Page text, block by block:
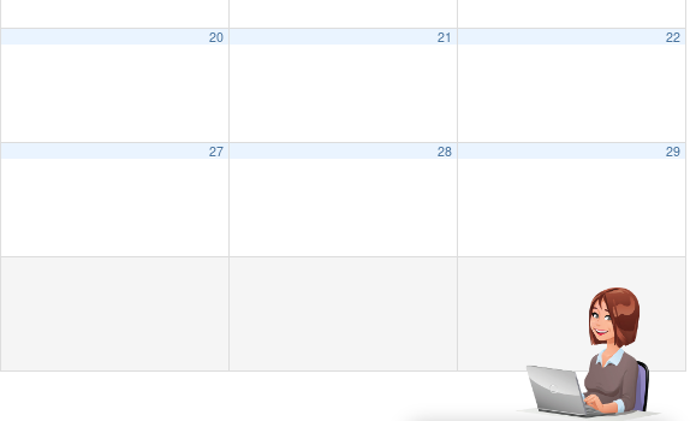
20 21 22
27 28 29